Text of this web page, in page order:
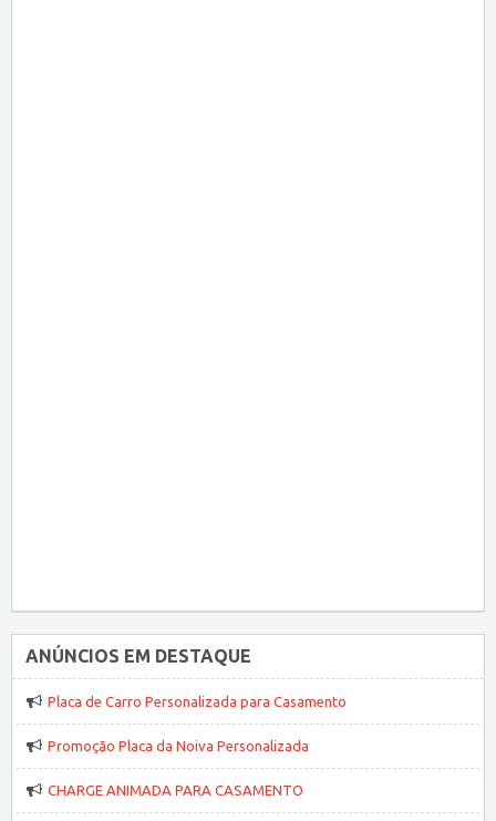
ANÚNCIOS EM DESTAQUE
Placa de Carro Personalizada para Casamento
Promoção Placa da Noiva Personalizada
CHARGE ANIMADA PARA CASAMENTO